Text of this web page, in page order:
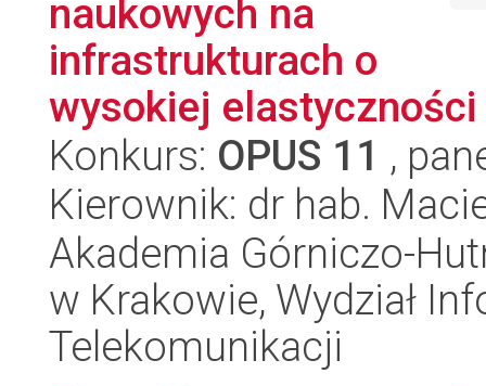
naukowych na
infrastrukturach o
wysokiej elastyczności
Konkurs: OPUS 11 ,
Kierownik: dr hab.
Akademia Górniczo-
w Krakowie, Wydział
Telekomunikacji